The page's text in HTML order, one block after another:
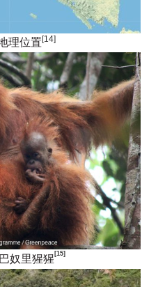
理位置 [14]
奴里猩猩[15]